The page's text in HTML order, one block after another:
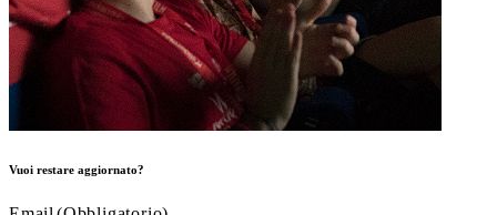
Vuoi restare aggiornato?